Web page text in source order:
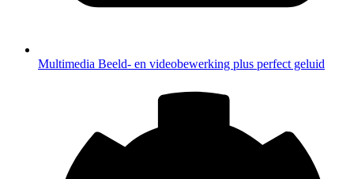
Multimedia Beeld- en videobewerking plus perfect geluid